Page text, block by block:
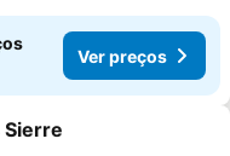
Ver preços
aos favoritos
Sierre